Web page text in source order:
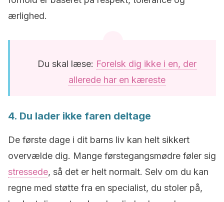
ærlighed.
Du skal læse: Forelsk dig ikke i en, der
allerede har en kæreste
4. Du lader ikke faren deltage
De første dage i dit barns liv kan helt sikkert
overvælde dig. Mange førstegangsmødre føler sig
stressede, så det er helt normalt. Selv om du kan
regne med støtte fra en specialist, du stoler på,